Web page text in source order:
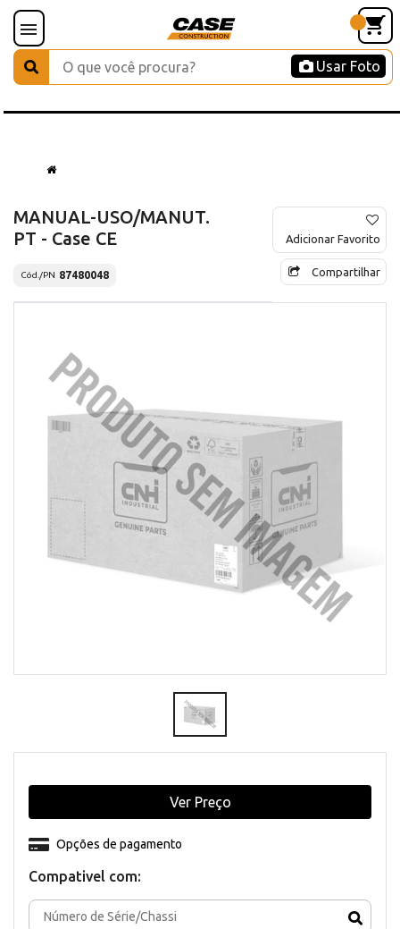
Usar Foto
MANUAL-USO/MANUT.
PT - Case CE
Cód./PN 87480048
Adicionar Favorito
Compartilhar
Compativel com:
Opções de pagamento
Ver Preço